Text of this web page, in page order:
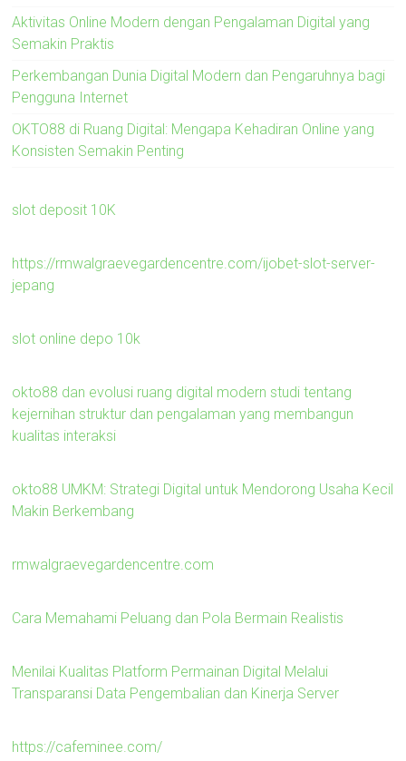
Aktivitas Online Modern dengan Pengalaman Digital yang
Semakin Praktis
Perkembangan Dunia Digital Modern dan Pengaruhnya bagi
Pengguna Internet
OKTO88 di Ruang Digital: Mengapa Kehadiran Online yang
Konsisten Semakin Penting
slot deposit 10K
https://rmwalgraevegardencentre.com/ijobet-slot-server-
jepang
slot online depo 10k
okto88 dan evolusi ruang digital modern studi tentang
kejernihan struktur dan pengalaman yang membangun
kualitas interaksi
okto88 UMKM: Strategi Digital untuk Mendorong Usaha Kecil
Makin Berkembang
rmwalgraevegardencentre.com
Cara Memahami Peluang dan Pola Bermain Realistis
Menilai Kualitas Platform Permainan Digital Melalui
Transparansi Data Pengembalian dan Kinerja Server
https://cafeminee.com/